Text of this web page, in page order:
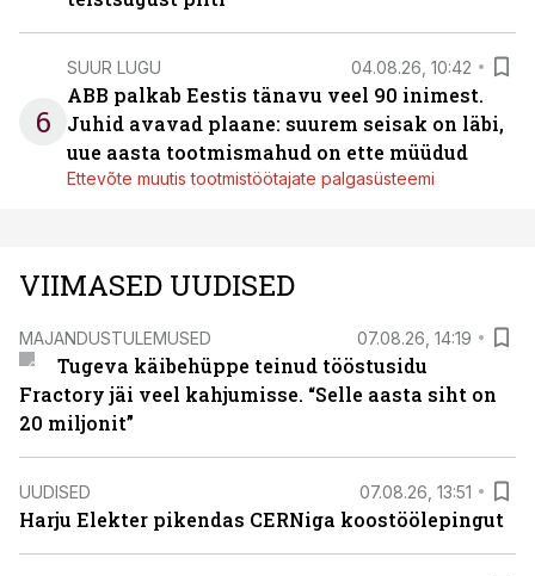
6
SUUR LUGU 04.08.26, 10:42
ABB palkab Eestis tänavu veel 90 inimest.
Juhid avavad plaane: suurem seisak on läbi,
uue aasta tootmismahud on ette müüdud
Ettevõte muutis tootmistöötajate palgasüsteemi
VIIMASED UUDISED
MAJANDUSTULEMUSED 07.08.26, 14:19
Tugeva käibehüppe teinud tööstusidu
Fractory jäi veel kahjumisse. “Selle aasta siht on
20 miljonit”
UUDISED 07.08.26, 13:51
Harju Elekter pikendas CERNiga koostöölepingut